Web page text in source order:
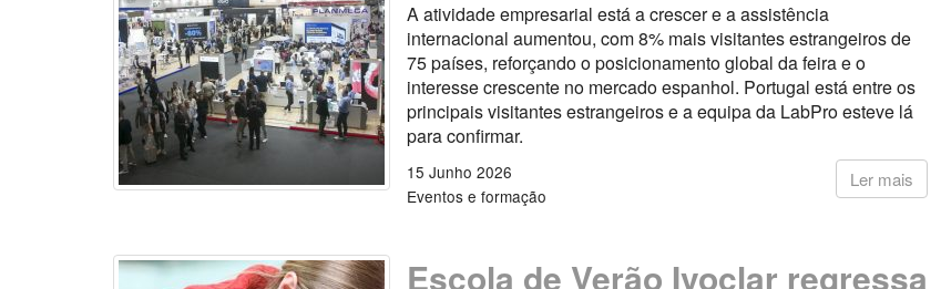
A atividade empresarial está a crescer e a assistência
internacional aumentou, com 8% mais visitantes estrangeiros de
75 países, reforçando o posicionamento global da feira e o
interesse crescente no mercado espanhol. Portugal está entre os
principais visitantes estrangeiros e a equipa da LabPro esteve lá
para confirmar.
Ler mais
15 Junho 2026
Eventos e formação
Escola de Verão Ivoclar regressa